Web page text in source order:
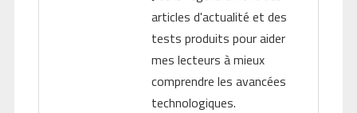
articles d'actualité et des
tests produits pour aider
mes lecteurs à mieux
comprendre les avancées
technologiques.